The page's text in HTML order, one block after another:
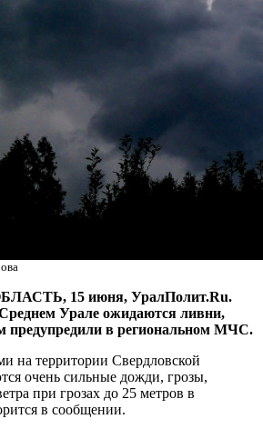
15 июня, УралПолит.Ru.
Урале ожидаются ливни,
предупредили в региональном МЧС.
на территории Свердловской
очень сильные дожди, грозы,
при грозах до 25 метров в
в сообщении.